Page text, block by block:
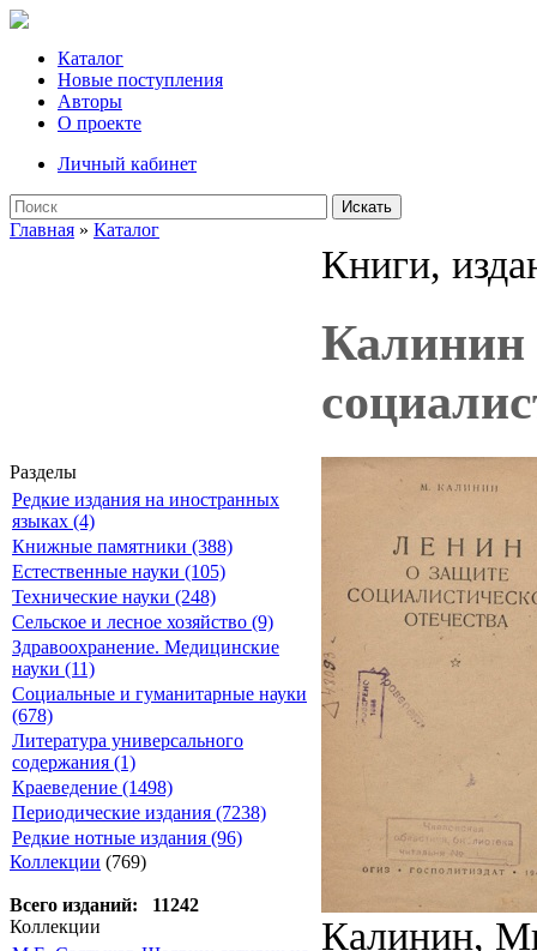
Каталог
Новые поступления
Авторы
О проекте
Личный кабинет
Искать
Главная » Каталог
Разделы
Редкие издания на иностранных
языках (4)
Книжные памятники (388)
Естественные науки (105)
Технические науки (248)
Сельское и лесное хозяйство (9)
Здравоохранение. Медицинские
науки (11)
Социальные и гуманитарные науки
(678)
Литература универсального
содержания (1)
Краеведение (1498)
Периодические издания (7238)
Редкие нотные издания (96)
Коллекции (769)
Всего изданий: 11242
Коллекции
Книги,
Калинин,